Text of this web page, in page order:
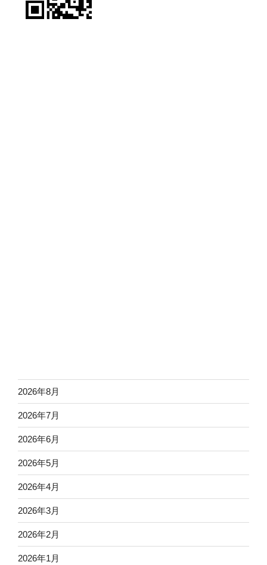
2026年8月
2026年7月
2026年6月
2026年5月
2026年4月
2026年3月
2026年2月
2026年1月